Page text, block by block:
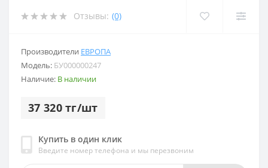
Отзывы: (0)
Производители ЕВРОПА
Модель: БУ000000247
Наличие: В наличии
37 320 тг/шт
Купить в один клик
Введите номер телефона и мы перезвоним